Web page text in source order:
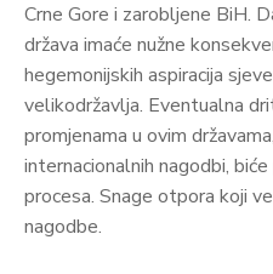
Crne Gore i zarobljene BiH.
država imaće nužne
hegemonijskih aspiracija
velikodržavlja. Eventualna
promjenama u ovim
internacionalnih nagodbi,
procesa. Snage otpora koji
nagodbe.